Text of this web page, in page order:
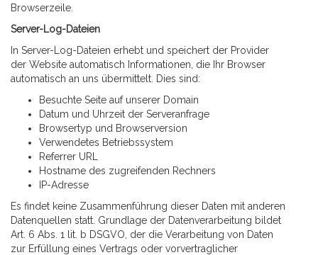
Browserzeile.
Server-Log-Dateien
In Server-Log-Dateien erhebt und speichert der Provider
der Website automatisch Informationen, die Ihr Browser
automatisch an uns übermittelt. Dies sind:
Besuchte Seite auf unserer Domain
Datum und Uhrzeit der Serveranfrage
Browsertyp und Browserversion
Verwendetes Betriebssystem
Referrer URL
Hostname des zugreifenden Rechners
IP-Adresse
Es findet keine Zusammenführung dieser Daten mit anderen
Datenquellen statt. Grundlage der Datenverarbeitung bildet
Art. 6 Abs. 1 lit. b DSGVO, der die Verarbeitung von Daten
zur Erfüllung eines Vertrags oder vorvertraglicher